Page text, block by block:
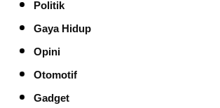
Politik
Gaya Hidup
Opini
Otomotif
Gadget